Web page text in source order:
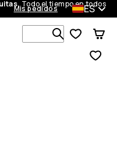
Todo el tiempo en todos
Mis pedidos ES
Busca en